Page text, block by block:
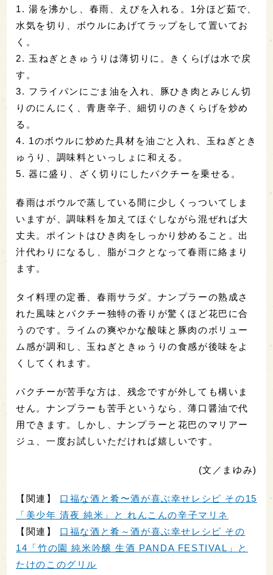
1. 湯を沸かし、春雨、えびを入れる。1分ほど茹で、
水気を切り、ボウルにあげてラップをして置いてお
く。
2. 玉ねぎときゅうりは薄切りに。きくらげは水で戻
す。
3. フライパンにごま油を入れ、豚ひき肉とみじん切
りのにんにく、青唐辛子、細切りのきくらげを炒め
る。
4. 1のボウルに炒めた具材を油ごと入れ、玉ねぎとき
ゅうり、調味料といっしょに和える。
5. 器に盛り、ざく切りにしたパクチーを乗せる。
春雨はボウルで蒸している間に少しくっついてしま
いますが、調味料を加えてほぐしながら混ぜれば大
丈夫。ポイントはひき肉をしっかり炒めること。出
汁代わりになるし、脂がコクとなって春雨に絡まり
ます。
タイ料理の定番、春雨サラダ。ナンプラーの熟成さ
れた風味とパクチー独特の香りが驚くほど花巴に合
うのです。ライムの爽やかな酸味と豚肉のボリュー
ム感が調和し、玉ねぎときゅうりの食感が後味をよ
くしてくれます。
パクチーが苦手な方は、残念ですが外しても構いま
せん。ナンプラーも苦手というなら、薄口醤油で代
用できます。しかし、ナンプラーと花巴のマリアー
ジュ、一度お試しいただければ嬉しいです。
(文／まゆみ)
【関連】 口福な酒と肴〜酒が喜ぶ幸せレシピ その15
「美少年 清夜 純米」と れんこんの辛子マリネ
【関連】 口福な酒と肴～酒が喜ぶ幸せレシピ その
14「竹の園 純米吟醸 生酒 PANDA FESTIVAL」と
たけのこのグリル